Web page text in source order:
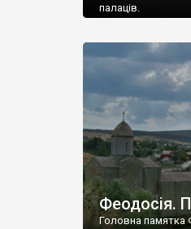
палаців.
Феодосія.
Головна памятка